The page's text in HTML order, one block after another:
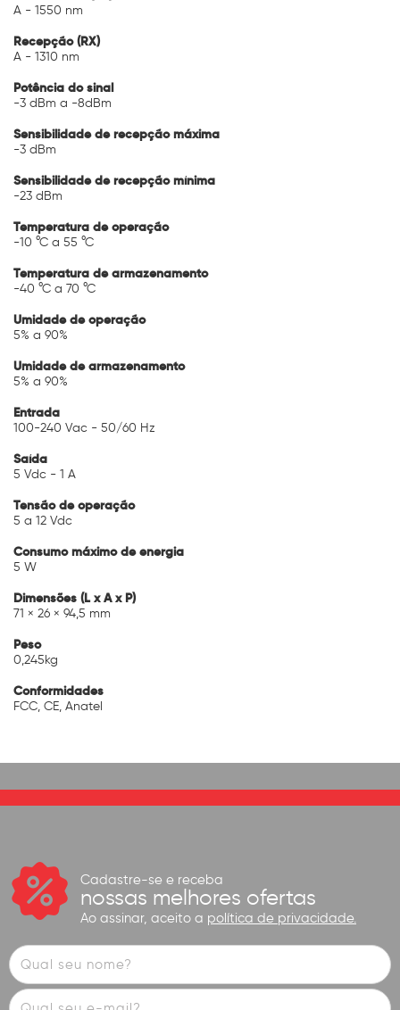
A - 1550 nm
Recepção (RX)
A - 1310 nm
Potência do sinal
-3 dBm a -8dBm
Sensibilidade de recepção máxima
-3 dBm
Sensibilidade de recepção mínima
-23 dBm
Temperatura de operação
-10 °C a 55 °C
Temperatura de armazenamento
-40 °C a 70 °C
Umidade de operação
5% a 90%
Umidade de armazenamento
5% a 90%
Entrada
100-240 Vac - 50/60 Hz
Saída
5 Vdc - 1 A
Tensão de operação
5 a 12 Vdc
Consumo máximo de energia
5 W
Dimensões (L x A x P)
71 × 26 × 94,5 mm
Peso
0,245kg
Conformidades
FCC, CE, Anatel
Cadastre-se e receba
nossas melhores ofertas
Ao assinar, aceito a política de privacidade.